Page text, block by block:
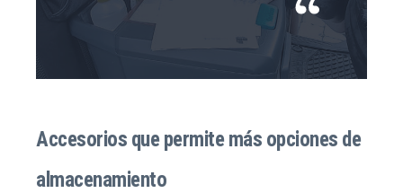
Accesorios que permite más opciones de
almacenamiento